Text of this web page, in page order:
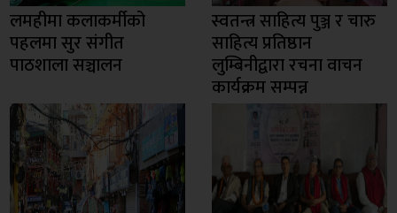
लमहीमा कलाकर्मीको
पहलमा सुर संगीत
पाठशाला सञ्चालन
स्वतन्त्र साहित्य पुञ्ज र चारु
साहित्य प्रतिष्ठान
लुम्बिनीद्वारा रचना वाचन
कार्यक्रम सम्पन्न